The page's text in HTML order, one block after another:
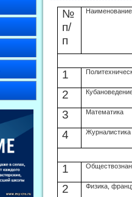
№
п/
п
1
2
3 Математика
4 Журналистика
1
2 Физика,